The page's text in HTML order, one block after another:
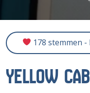
178 stemmen
YELLOW